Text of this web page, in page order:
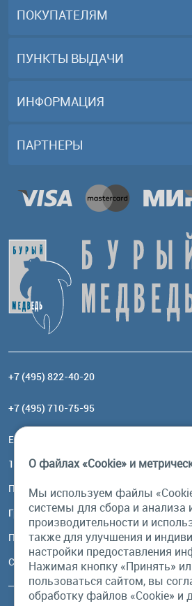
ПОКУПАТЕЛЯМ
ПУНКТЫ ВЫДАЧИ
ИНФОРМАЦИЯ
ПАРТНЕРЫ
+7 (495) 822-40-20
+7 (495) 710-75-95
Email:
117485, Москва, ул. Профсоюзная, 84/
Посмотреть на карте
График работы
Пн-Пт: с 10:00 до 18:00
Сб, Вс: выходной
О файлах «Cookie» и
Мы используем файлы
системы для сбора и
производительности и
также для улучшения и
настройки предоставления
Нажимая кнопку «Принять»
пользоваться сайтом, вы
обработку файлов «Cookie» и